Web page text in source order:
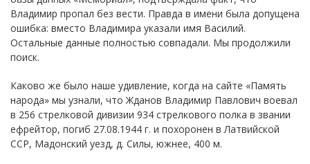
Владимир пропал без вести. Правда в имени была допущена
ошибка: вместо Владимира указали имя Василий.
Остальные данные полностью совпадали. Мы продолжили
поиск.
Каково же было наше удивление, когда на сайте «Память
народа» мы узнали, что Жданов Владимир Павлович воевал
в 256 стрелковой дивизии 934 стрелкового полка в звании
ефрейтор, погиб 27.08.1944 г. и похоронен в Латвийской
ССР, Мадонский уезд, д. Силы, южнее, 400 м.